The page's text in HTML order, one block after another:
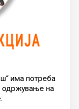
има потреба
одржување на